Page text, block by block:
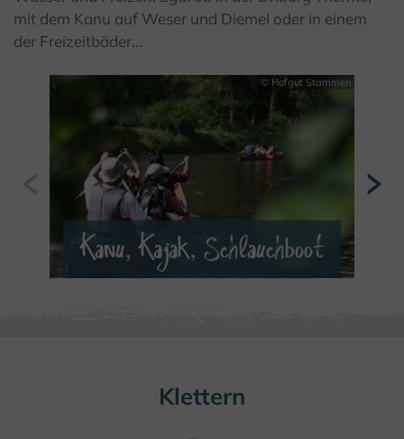
mit dem Kanu auf Weser und Diemel oder in einem
der Freizeitbäder...
© Hofgut Stammen
Kanu, Kajak, Schlauchboot
Klettern